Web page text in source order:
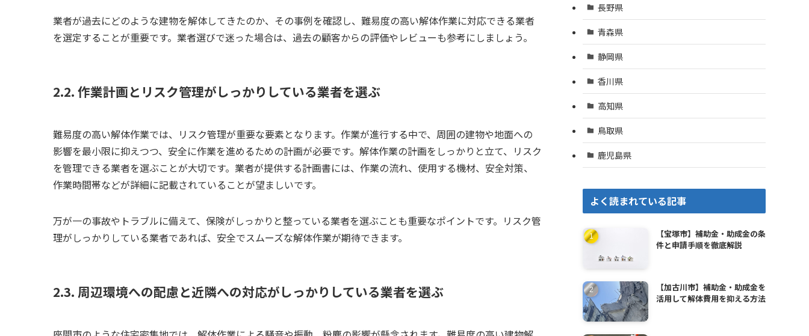
業者が過去にどのような建物を解体してきたのか、その事例を確認し、難易度の高い解体作業に対応できる業者
を選定することが重要です。業者選びで迷った場合は、過去の顧客からの評価やレビューも参考にしましょう。
2.2. 作業計画とリスク管理がしっかりしている業者を選ぶ
難易度の高い解体作業では、リスク管理が重要な要素となります。作業が進行する中で、周囲の建物や地面への
影響を最小限に抑えつつ、安全に作業を進めるための計画が必要です。解体作業の計画をしっかりと立て、リスク
を管理できる業者を選ぶことが大切です。業者が提供する計画書には、作業の流れ、使用する機材、安全対策、
作業時間帯などが詳細に記載されていることが望ましいです。
万が一の事故やトラブルに備えて、保険がしっかりと整っている業者を選ぶことも重要なポイントです。リスク管
理がしっかりしている業者であれば、安全でスムーズな解体作業が期待できます。
2.3. 周辺環境への配慮と近隣への対応がしっかりしている業者を選ぶ
長野県
青森県
静岡県
香川県
高知県
鳥取県
鹿児島県
よく読まれている記事
【宝塚市】補助金・助成金の条
件と申請手順を徹底解説
【加古川市】補助金・助成金を
活用して解体費用を抑える方法